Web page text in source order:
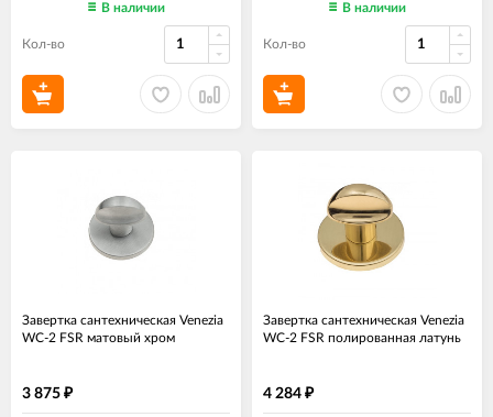
В наличии
Кол-во
В наличии
Кол-во
Завертка сантехническая Venezia
WC-2 FSR матовый хром
3 875 ₽
Завертка сантехническая Venezia
WC-2 FSR полированная латунь
4 284 ₽